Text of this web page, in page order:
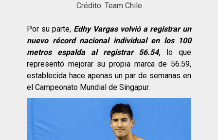
Crédito: Team Chile
Por su parte, Edhy Vargas volvió a registrar un
nuevo récord nacional individual en los 100
metros espalda al registrar 56.54,
lo que
representó mejorar su propia marca de 56.59,
establecida hace apenas un par de semanas en
el Campeonato Mundial de Singapur.